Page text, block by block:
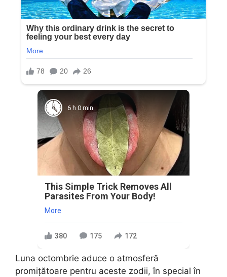
6 h 0 min
This Simple Trick Removes All
Parasites From Your Body!
More
380 175 172
Luna octombrie aduce o atmosferă
promițătoare pentru aceste zodii, în special în